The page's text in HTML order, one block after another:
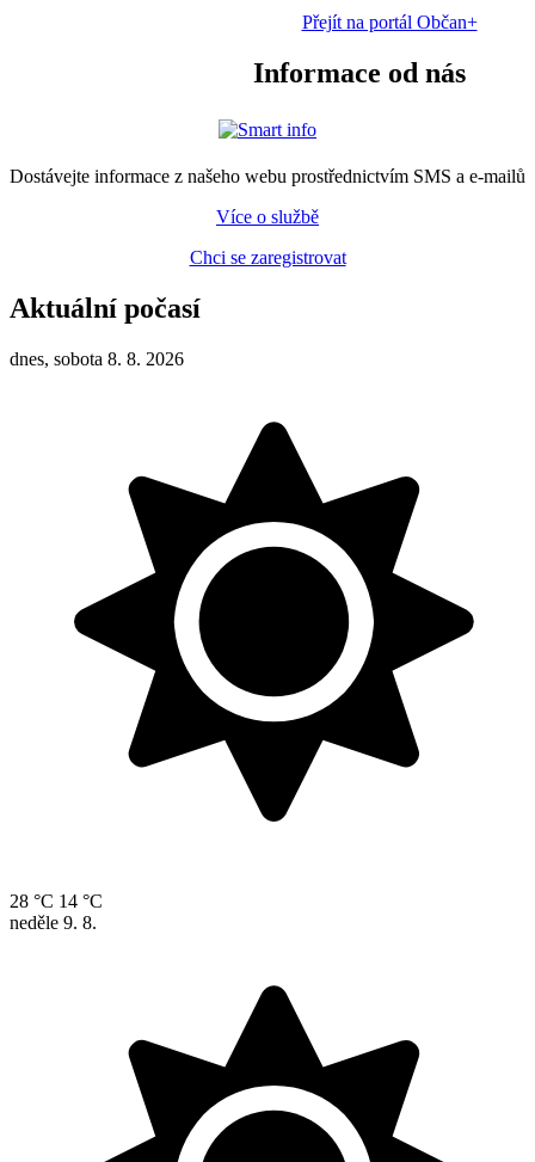
Přejít na portál Občan+
Informace od nás
Dostávejte informace z našeho webu prostřednictvím SMS a e-mailů
Více o službě
Chci se zaregistrovat
Aktuální počasí
dnes, sobota 8. 8. 2026
28 °C 14 °C
neděle 9. 8.